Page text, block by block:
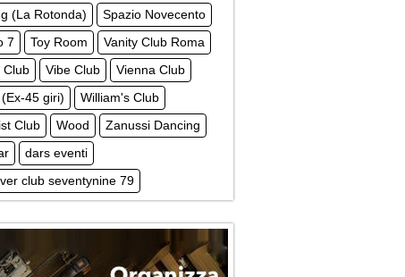
(La Rotonda)
Spazio Novecento
7
Toy Room
Vanity Club Roma
Club
Vibe Club
Vienna Club
45 giri)
William's Club
Club
Wood
Zanussi Dancing
dars eventi
club seventynine 79